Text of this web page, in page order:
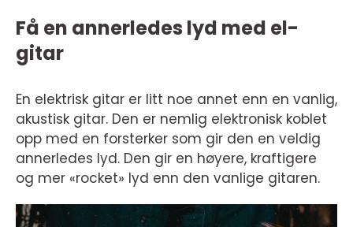
Få en annerledes lyd med el-
gitar
En elektrisk gitar er litt noe annet enn en vanlig,
akustisk gitar. Den er nemlig elektronisk koblet
opp med en forsterker som gir den en veldig
annerledes lyd. Den gir en høyere, kraftigere
og mer «rocket» lyd enn den vanlige gitaren.